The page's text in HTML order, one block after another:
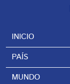
INICIO
PAÍS
MUNDO